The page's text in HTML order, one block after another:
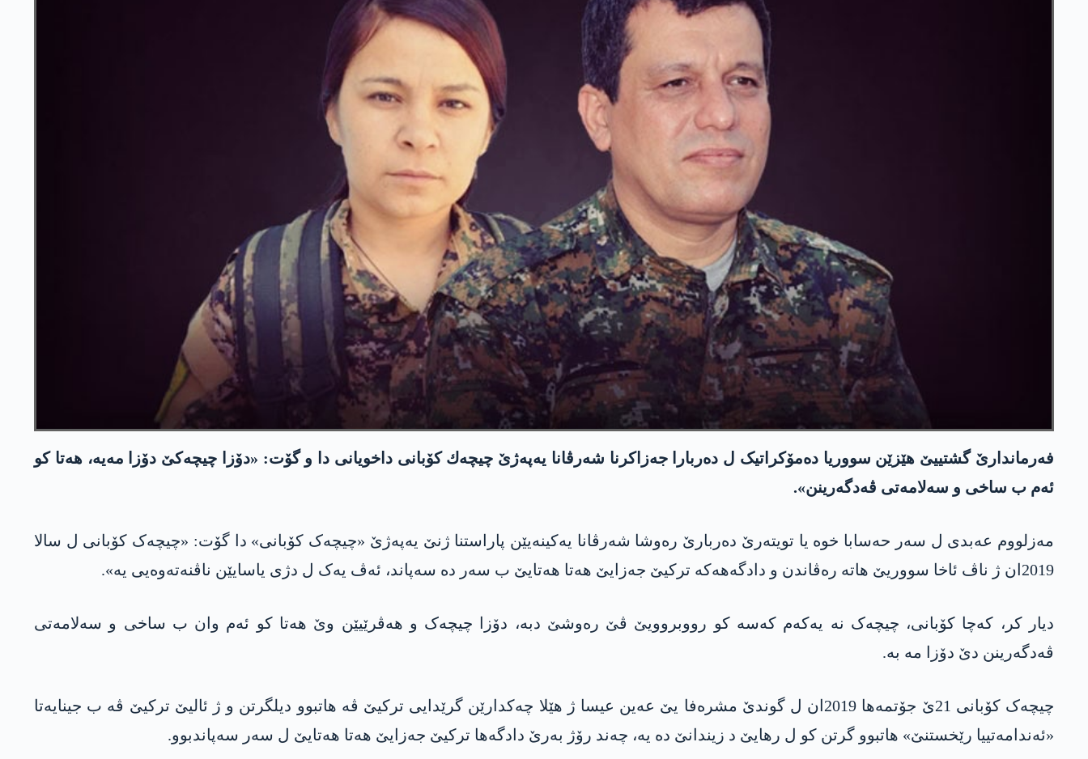
فەرماندارێ گشتییێ ھێزێن سووریا دەمۆکراتیک ل ده‌ربارا جه‌زاكرنا شه‌رڤانا یه‌په‌ژێ چیچه‌ك كۆبانی داخویانی دا و گۆت: «دۆزا چیچه‌كێ دۆزا مه‌یه‌، هه‌تا كو
ئه‌م ب ساخی و سه‌لامه‌تی ڤه‌دگه‌رینن».
مەزلووم عەبدی ل سەر حه‌سابا خوە یا تویته‌رێ دەربارێ رەوشا شەرڤانا یەکینەیێن پاراستنا ژنێ یه‌په‌ژێ «چیچەک کۆبانی» دا گۆت: «چیچەک کۆبانی ل سالا
2019ان ژ ناڤ ئاخا سووریێ ھاتە رەڤاندن و دادگەھەکە ترکیێ جەزایێ ھەتا ھەتایێ ب سەر دە سەپاند، ئەڤ یەک ل دژی یاسایێن ناڤنەتەوەیی یە».
دیار کر، کەچا کۆبانی، چیچەک نە یەکەم کەسە کو رووبروویێ ڤێ رەوشێ دبە، دۆزا چیچەک و ھەڤرێیێن وێ ھەتا کو ئەم وان ب ساخی و سەلامەتی
ڤەدگەرینن دێ دۆزا مە بە.
چیچەک کۆبانی 21ێ جۆتمەھا 2019ان ل گوندێ مشرەفا یێ عەین عیسا ژ هێلا چەکدارێن گرێدایی ترکیێ ڤە ھاتبوو دیلگرتن و ژ ئالیێ ترکیێ ڤە ب جینایه‌تا
«ئەندامه‌تییا رێخستنێ» ھاتبوو گرتن کو ل رھایێ د زیندانێ دە یە، چەند رۆژ بەرێ دادگەھا ترکیێ جەزایێ ھەتا ھەتایێ ل سەر سەپاندبوو.